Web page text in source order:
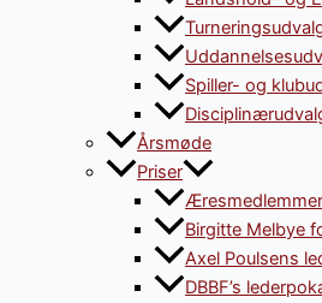
Spiller- og
Årsmøde
Priser
Æresmedlemmer
Birgitte Melbye
Axel Poulsens
DBBF’s